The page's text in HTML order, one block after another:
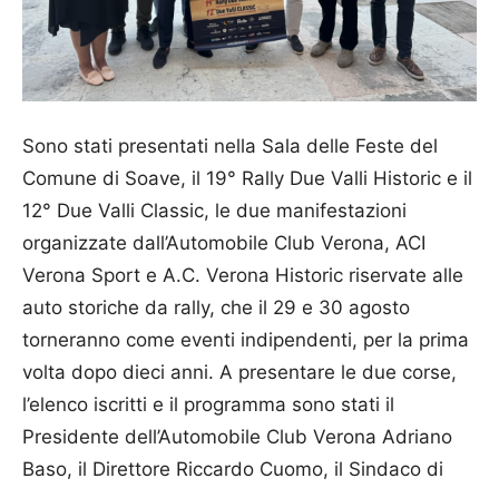
Sono stati presentati nella Sala delle Feste del
Comune di Soave, il 19° Rally Due Valli Historic e il
12° Due Valli Classic, le due manifestazioni
organizzate dall’Automobile Club Verona, ACI
Verona Sport e A.C. Verona Historic riservate alle
auto storiche da rally, che il 29 e 30 agosto
torneranno come eventi indipendenti, per la prima
volta dopo dieci anni. A presentare le due corse,
l’elenco iscritti e il programma sono stati il
Presidente dell’Automobile Club Verona Adriano
Baso, il Direttore Riccardo Cuomo, il Sindaco di